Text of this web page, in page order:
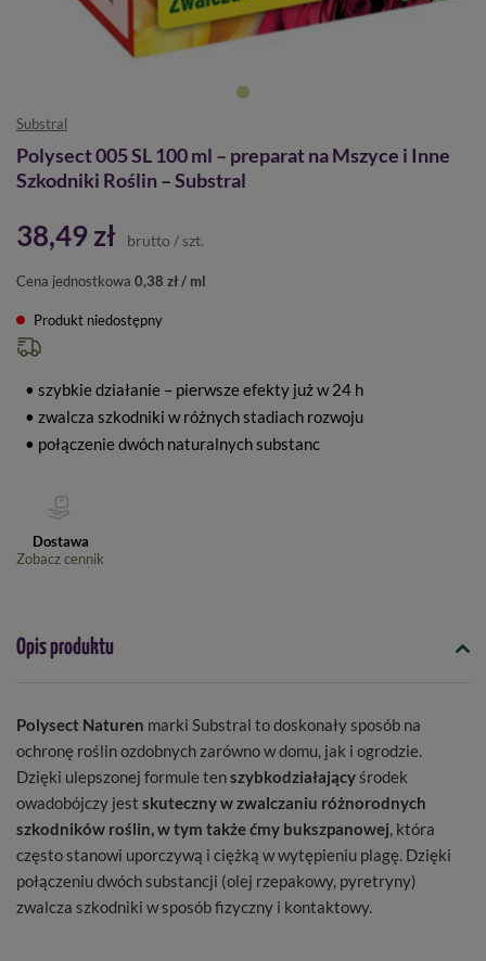
Substral
Polysect 005 SL 100 ml – preparat na Mszyce i Inne
Szkodniki Roślin – Substral
38,49 zł brutto / szt.
Cena jednostkowa 0,38 zł / ml
Produkt niedostępny
• szybkie działanie – pierwsze efekty już w 24 h
• zwalcza szkodniki w różnych stadiach rozwoju
• połączenie dwóch naturalnych substanc
Dostawa
Zobacz cennik
Opis produktu
Polysect Naturen marki Substral to doskonały sposób na
ochronę roślin ozdobnych zarówno w domu, jak i ogrodzie.
Dzięki ulepszonej formule tenszybkodziałającyśrodek
owadobójczy jest skuteczny w zwalczaniu różnorodnych
szkodników roślin, w tym także ćmy bukszpanowej , która
często stanowi uporczywą i ciężką w wytępieniu plagę. Dzięki
połączeniu dwóch substancji (olej rzepakowy, pyretryny)
zwalcza szkodniki w sposób fizyczny i kontaktowy.